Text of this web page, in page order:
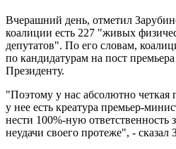
Вчерашний день, отметил
коалиции есть 227 "живых
депутатов". По его словам,
по кандидатурам на пост
Президенту.
"Поэтому у нас абсолютно четкая
у нее есть креатура премьер-
нести 100%-ную ответственность
неудачи своего протеже", - сказал